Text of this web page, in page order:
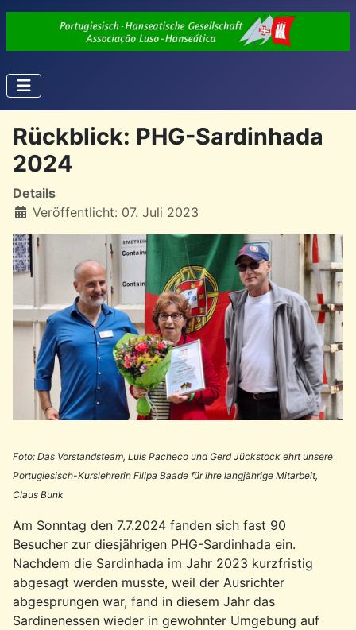
Rückblick: PHG-Sardinhada
2024
Details
Veröffentlicht: 07. Juli 2023
Foto: Das Vorstandsteam, Luis Pacheco und Gerd Jückstock ehrt unsere
Portugiesisch-Kurslehrerin Filipa Baade für ihre langjährige Mitarbeit,
Claus Bunk
Am Sonntag den 7.7.2024 fanden sich fast 90
Besucher zur diesjährigen PHG-Sardinhada ein.
Nachdem die Sardinhada im Jahr 2023 kurzfristig
abgesagt werden musste, weil der Ausrichter
abgesprungen war, fand in diesem Jahr das
Sardinenessen wieder in gewohnter Umgebung auf